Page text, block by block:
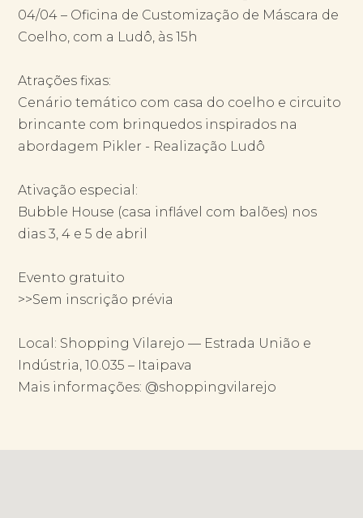
04/04 – Oficina de Customização de Máscara de
Coelho, com a Ludô, às 15h
Atrações fixas:
Cenário temático com casa do coelho e circuito
brincante com brinquedos inspirados na
abordagem Pikler - Realização Ludô
Ativação especial:
Bubble House (casa inflável com balões) nos
dias 3, 4 e 5 de abril
Evento gratuito
>>Sem inscrição prévia
Local: Shopping Vilarejo — Estrada União e
Indústria, 10.035 – Itaipava
Mais informações: @shoppingvilarejo